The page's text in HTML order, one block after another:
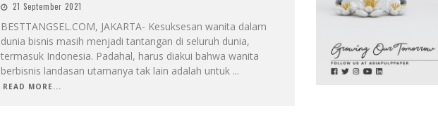
21 September 2021
BESTTANGSEL.COM, JAKARTA- Kesuksesan wanita dalam
dunia bisnis masih menjadi tantangan di seluruh dunia,
termasuk Indonesia. Padahal, harus diakui bahwa wanita
berbisnis landasan utamanya tak lain adalah untuk ...
READ MORE...